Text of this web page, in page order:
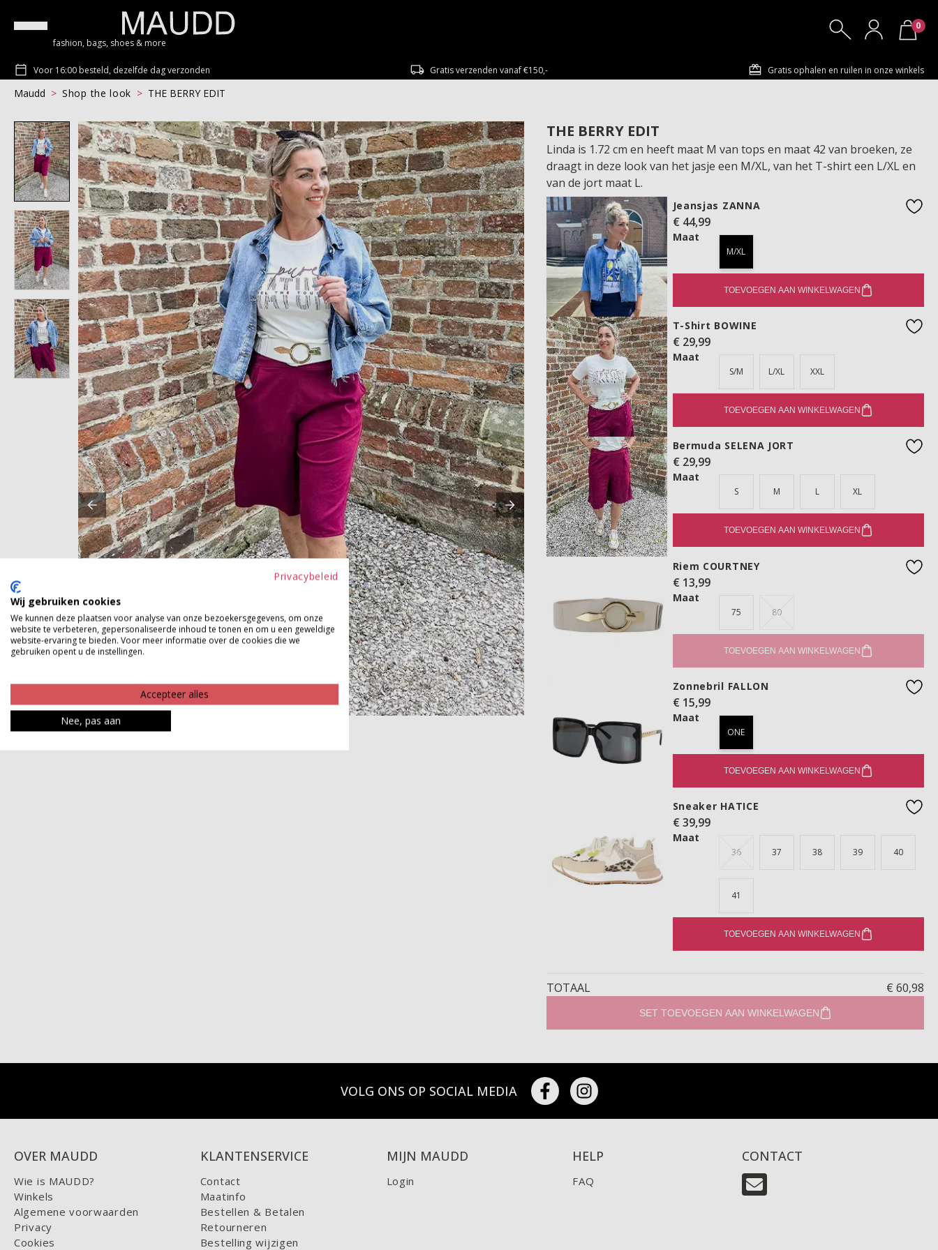
fashion, bags, shoes & more
0
Voor 16:00 besteld, dezelfde dag verzonden Gratis verzenden vanaf €150,- Gratis ophalen en ruilen in onze winkels
Maudd Shop the look THE BERRY EDIT
THE BERRY EDIT
Linda is 1.72 cm en heeft maat M van tops en maat 42 van broeken, ze
draagt in deze look van het jasje een M/XL, van het T-shirt een L/XL en
van de jort maat L.
Jeansjas ZANNA
€ 44,99
Maat
M/XL
TOEVOEGEN AAN WINKELWAGEN
T-Shirt BOWINE
€ 29,99
Maat
S/M L/XL XXL
TOEVOEGEN AAN WINKELWAGEN
Bermuda SELENA JORT
€ 29,99
Maat
S M L XL
TOEVOEGEN AAN WINKELWAGEN
Riem COURTNEY
€ 13,99
Maat
75 80
TOEVOEGEN AAN WINKELWAGEN
Zonnebril FALLON
€ 15,99
Maat
ONE
TOEVOEGEN AAN WINKELWAGEN
Sneaker HATICE
€ 39,99
Maat
36 37 38 39 40
41
TOEVOEGEN AAN WINKELWAGEN
TOTAAL € 60,98
SET TOEVOEGEN AAN WINKELWAGEN
VOLG ONS OP SOCIAL MEDIA
OVER MAUDD
Wie is MAUDD?
Winkels
Algemene voorwaarden
Privacy
Cookies
KLANTENSERVICE
Contact
Maatinfo
Bestellen & Betalen
Retourneren
Bestelling wijzigen
MIJN MAUDD
Login
HELP
FAQ
CONTACT
Privacybeleid
Wij gebruiken cookies
We kunnen deze plaatsen voor analyse van onze bezoekersgegevens, om onze
website te verbeteren, gepersonaliseerde inhoud te tonen en om u een geweldige
website-ervaring te bieden. Voor meer informatie over de cookies die we
gebruiken opent u de instellingen.
Accepteer alles
Nee, pas aan